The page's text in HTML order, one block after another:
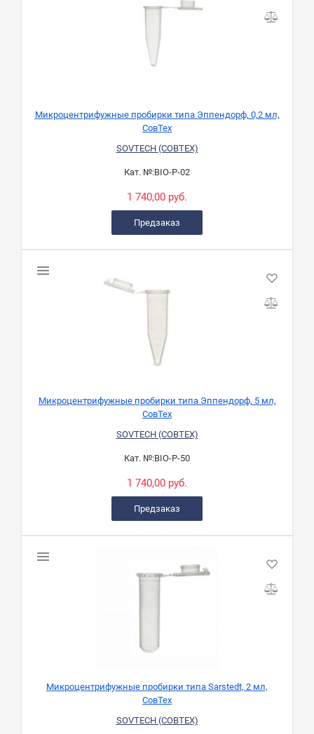
Микроцентрифужные пробирки типа Эппендорф, 0,2 мл,
СовТех
SOVTECH (СОВТЕХ)
Кат. №:BIO-P-02
1 740,00 руб.
Предзаказ
Микроцентрифужные пробирки типа Эппендорф, 5 мл,
СовТех
SOVTECH (СОВТЕХ)
Кат. №:BIO-P-50
1 740,00 руб.
Предзаказ
Микроцентрифужные пробирки типа Sarstedt, 2 мл,
СовТех
SOVTECH (СОВТЕХ)